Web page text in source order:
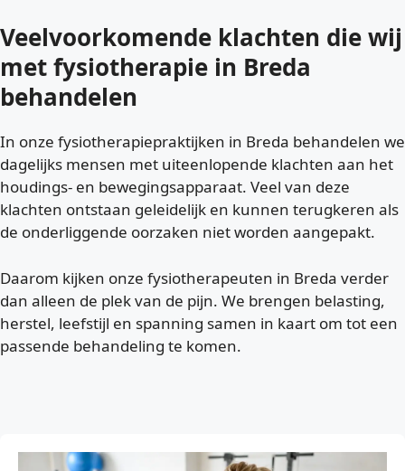
Veelvoorkomende klachten die wij
met fysiotherapie in Breda
behandelen
In onze fysiotherapiepraktijken in Breda behandelen we
dagelijks mensen met uiteenlopende klachten aan het
houdings- en bewegingsapparaat. Veel van deze
klachten ontstaan geleidelijk en kunnen terugkeren als
de onderliggende oorzaken niet worden aangepakt.
Daarom kijken onze fysiotherapeuten in Breda verder
dan alleen de plek van de pijn. We brengen belasting,
herstel, leefstijl en spanning samen in kaart om tot een
passende behandeling te komen.